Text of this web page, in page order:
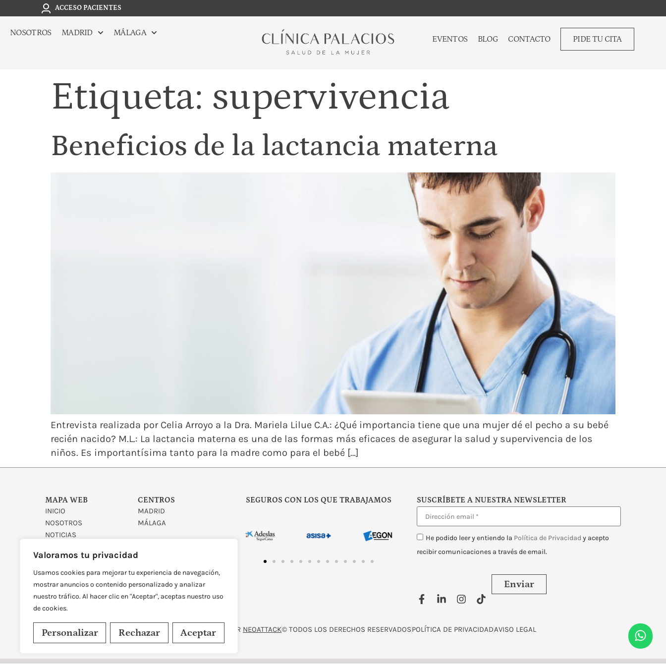
Valoramos tu privacidad
Usamos cookies para mejorar tu experiencia de navegación,
mostrar anuncios o contenido personalizado y analizar
nuestro tráfico. Al hacer clic en "Aceptar", aceptas nuestro uso
de cookies.
Personalizar Rechazar Aceptar
ACCESO PACIENTES
NOSOTROS MADRID MÁLAGA
EVENTOS BLOG CONTACTO PIDE TU CITA
Etiqueta: supervivencia
Beneficios de la lactancia materna
Entrevista realizada por Celia Arroyo a la Dra. Mariela Lilue C.A.: ¿Qué importancia tiene que una mujer dé el pecho a su bebé
recién nacido? M.L.: La lactancia materna es una de las formas más eficaces de asegurar la salud y supervivencia de los
niños. Es importantísima tanto para la madre como para el bebé […]
MAPA WEB
INICIO
NOSOTROS
NOTICIAS
CENTROS
MADRID
MÁLAGA
SEGUROS CON LOS QUE TRABAJAMOS SUSCRÍBETE A NUESTRA NEWSLETTER
He podido leer y entiendo la Política de Privacidad y acepto
recibir comunicaciones a través de email.
Enviar
DISEÑADO Y DESARROLLADO POR NEOATTACK© TODOS LOS DERECHOS RESERVADOSPOLÍTICA DE PRIVACIDADAVISO LEGAL